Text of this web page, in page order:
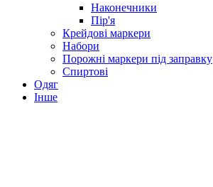
Наконечники
Пір'я
Крейдові маркери
Набори
Порожні маркери під заправку
Спиртові
Одяг
Інше